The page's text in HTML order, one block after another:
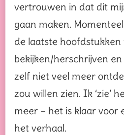
vertrouwen in dat dit
gaan maken.
de laatste hoofdstukken
bekijken/herschrijven
zelf niet veel meer
zou willen zien. Ik ‘zie’
meer – het is klaar voor
het verhaal.